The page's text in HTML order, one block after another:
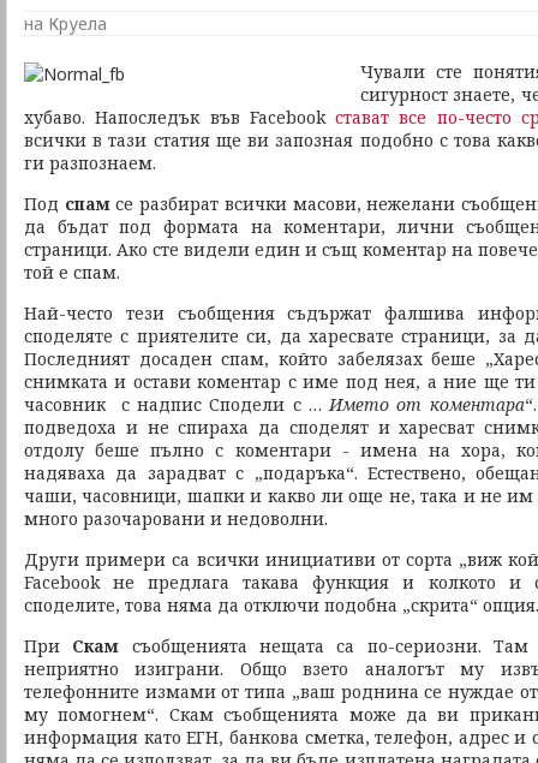
на Круела
Чували сте
сигурност знаете,
хубаво. Напоследък във Facebookстават все по-често
всички в тази статия ще ви запозная подобно с това
ги разпознаем.
Под спамсе разбират всички масови, нежелани
да бъдат под формата на коментари, лични
страници. Ако сте видели един и същ коментар на
той е спам.
Най-често тези съобщения съдържат фалшива
споделяте с приятелите си, да харесвате страници,
Последният досаден спам, който забелязах беше
снимката и остави коментар с име под нея, а ние ще
часовник с надпис Сподели с …Името от коментара
подведоха и не спираха да споделят и харесват
отдолу беше пълно с коментари - имена на хора,
надяваха да зарадват с „подаръка“. Естествено,
чаши, часовници, шапки и какво ли още не, така и не
много разочаровани и недоволни.
Други примери са всички инициативи от сорта „виж
Facebook не предлага такава функция и колкото
споделите, това няма да отключи подобна „скрита“ опция.
При Скам съобщенията нещата са по-сериозни.
неприятно изиграни. Общо взето аналогът му
телефонните измами от типа „ваш роднина се нуждае
му помогнем“. Скам съобщенията може да ви
информация като ЕГН, банкова сметка, телефон, адрес и